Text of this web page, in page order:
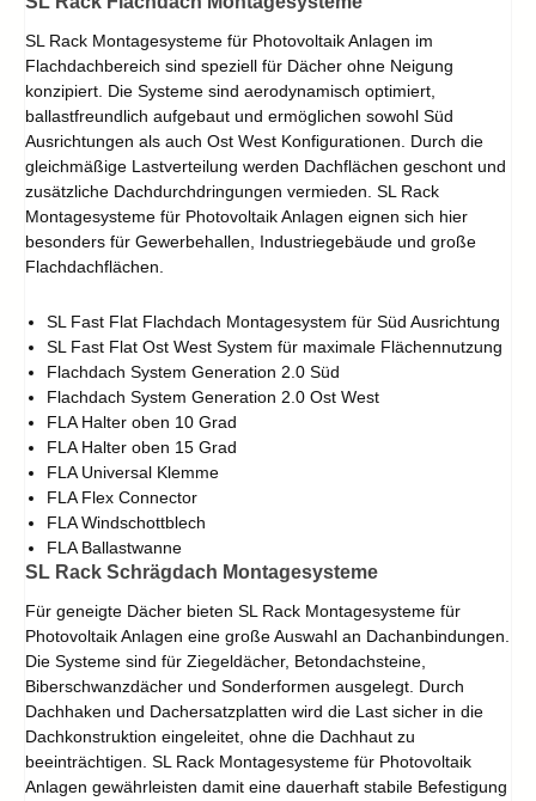
SL Rack Montagesysteme für Photovoltaik Anlagen im
Flachdachbereich sind speziell für Dächer ohne Neigung
konzipiert. Die Systeme sind aerodynamisch optimiert,
ballastfreundlich aufgebaut und ermöglichen sowohl Süd
Ausrichtungen als auch Ost West Konfigurationen. Durch die
gleichmäßige Lastverteilung werden Dachflächen geschont und
zusätzliche Dachdurchdringungen vermieden. SL Rack
Montagesysteme für Photovoltaik Anlagen eignen sich hier
besonders für Gewerbehallen, Industriegebäude und große
Flachdachflächen.
SL Fast Flat Flachdach Montagesystem für Süd Ausrichtung
SL Fast Flat Ost West System für maximale Flächennutzung
Flachdach System Generation 2.0 Süd
Flachdach System Generation 2.0 Ost West
FLA Halter oben 10 Grad
FLA Halter oben 15 Grad
FLA Universal Klemme
FLA Flex Connector
FLA Windschottblech
FLA Ballastwanne
SL Rack Schrägdach Montagesysteme
Für geneigte Dächer bieten SL Rack Montagesysteme für
Photovoltaik Anlagen eine große Auswahl an Dachanbindungen.
Die Systeme sind für Ziegeldächer, Betondachsteine,
Biberschwanzdächer und Sonderformen ausgelegt. Durch
Dachhaken und Dachersatzplatten wird die Last sicher in die
Dachkonstruktion eingeleitet, ohne die Dachhaut zu
beeinträchtigen. SL Rack Montagesysteme für Photovoltaik
Anlagen gewährleisten damit eine dauerhaft stabile Befestigung